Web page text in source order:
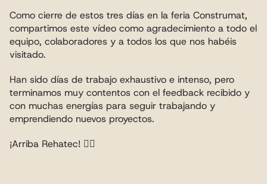
Como cierre de estos tres días en la feria Construmat,
compartimos este vídeo como agradecimiento a todo el
equipo, colaboradores y a todos los que nos habéis
visitado.
Han sido días de trabajo exhaustivo e intenso, pero
terminamos muy contentos con el feedback recibido y
con muchas energías para seguir trabajando y
emprendiendo nuevos proyectos.
¡Arriba Rehatec! ✊🏼